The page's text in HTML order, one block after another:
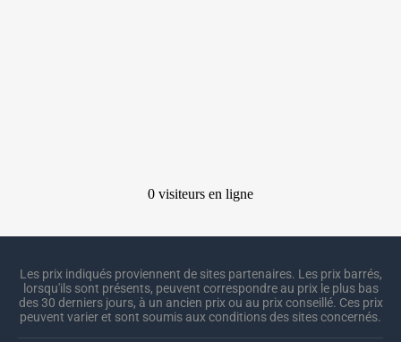
Les prix indiqués proviennent de sites partenaires. Les prix barrés,
lorsqu'ils sont présents, peuvent correspondre au prix le plus bas
des 30 derniers jours, à un ancien prix ou au prix conseillé. Ces prix
peuvent varier et sont soumis aux conditions des sites concernés.